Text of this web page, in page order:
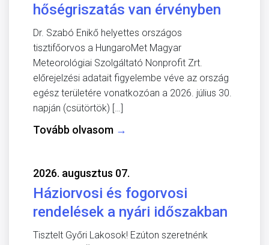
hőségriszatás van érvényben
Dr. Szabó Enikő helyettes országos
tisztifőorvos a HungaroMet Magyar
Meteorológiai Szolgáltató Nonprofit Zrt.
előrejelzési adatait figyelembe véve az ország
egész területére vonatkozóan a 2026. július 30.
napján (csütörtök) […]
Tovább olvasom →
2026. augusztus 07.
Háziorvosi és fogorvosi
rendelések a nyári időszakban
Tisztelt Győri Lakosok! Ezúton szeretnénk